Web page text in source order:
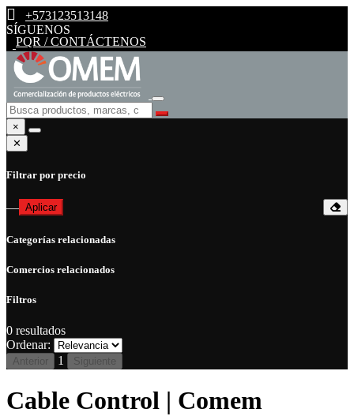
+573123513148
SÍGUENOS
PQR / CONTÁCTENOS
×
✕
Filtrar por precio
— Aplicar
Categorías relacionadas
Comercios relacionados
Filtros
0 resultados
Ordenar:
Anterior 1 Siguiente
Cable Control | Comem